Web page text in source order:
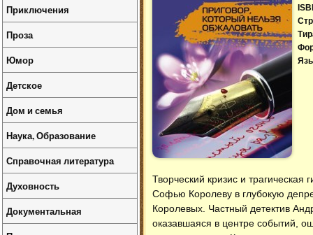
Творческий кризис и трагическая
Софью Королеву в глубокую
Королевых. Частный детектив
оказавшаяся в центре событий,
Приключения
Проза
Юмор
Детское
Дом и семья
Наука, Образование
Справочная литература
Духовность
Документальная